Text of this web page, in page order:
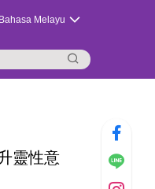
Bahasa Melayu
靈性意